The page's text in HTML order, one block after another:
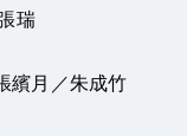
瑞
月／朱成竹